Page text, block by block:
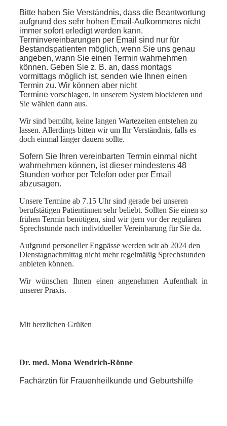
Bitte haben Sie Verständnis, dass die Beantwortung
aufgrund des sehr hohen Email-Aufkommens nicht
immer sofort erledigt werden kann.
Terminvereinbarungen per Email sind nur für
Bestandspatienten möglich, wenn Sie uns genau
angeben, wann Sie einen Termin wahrnehmen
können. Geben Sie z. B. an, dass montags
vormittags möglich ist, senden wie Ihnen einen
Termin zu. Wir können aber nicht
Termine vorschlagen, in unserem System blockieren und
Sie wählen dann aus.
Wir sind bemüht, keine langen Wartezeiten entstehen zu
lassen. Allerdings bitten wir um Ihr Verständnis, falls es
doch einmal länger dauern sollte.
Sofern Sie Ihren vereinbarten Termin einmal nicht
wahrnehmen können, ist dieser mindestens 48
Stunden vorher per Telefon oder per Email
abzusagen.
Unsere Termine ab 7.15 Uhr sind gerade bei unseren
berufstätigen Patientinnen sehr beliebt. Sollten Sie einen so
frühen Termin benötigen, sind wir gern vor der regulären
Sprechstunde nach individueller Vereinbarung für Sie da.
Aufgrund personeller Engpässe werden wir ab 2024 den
Dienstagnachmittag nicht mehr regelmäßig Sprechstunden
anbieten können.
Wir wünschen Ihnen einen angenehmen Aufenthalt in
unserer Praxis.
Mit herzlichen Grüßen
Dr. med. Mona Wendrich-Rönne
Fachärztin für Frauenheilkunde und Geburtshilfe